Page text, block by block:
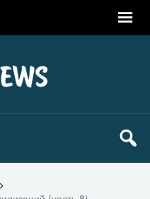
>